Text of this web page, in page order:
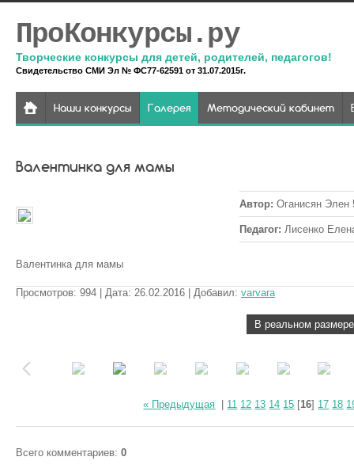
ПроКонкурсы.ру
Творческие конкурсы для детей, родителей, педагогов!
Свидетельство СМИ Эл № ФС77-62591 от 31.07.2015г.
Наши конкурсы Галерея Методический кабинет
Валентинка для мамы
Автор: Оганисян Элен
Педагог: Лисенко
Валентинка для мамы
Просмотров: 994 | Дата: 26.02.2016 | Добавил: varvara
В реальном размере
« Предыдущая 11 12 13 14 15 [16] 17 18
Всего комментариев: 0